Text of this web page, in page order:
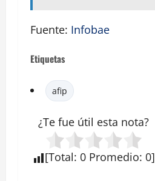
Fuente: Infobae
Etiquetas
afip
¿Te fue útil esta nota?
[Total: 0 Promedio: 0]